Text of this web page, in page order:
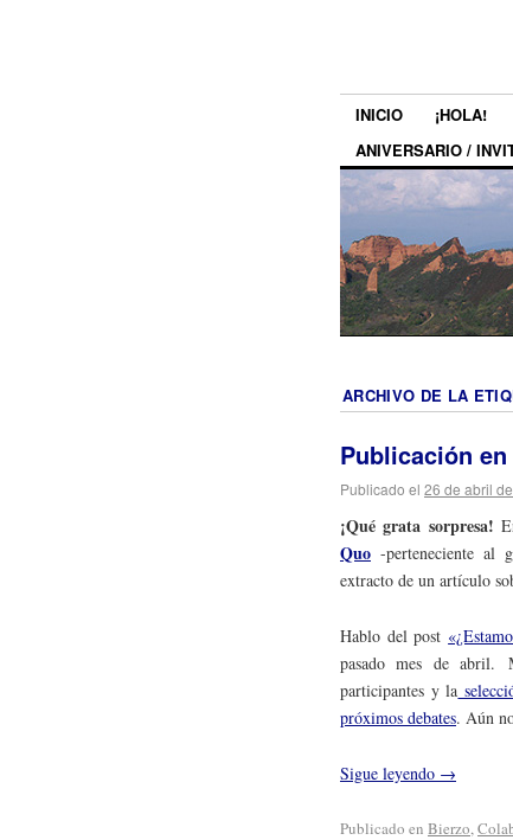
INICIO ¡HOLA!
ANIVERSARIO /
ARCHIVO DE LA
Publicación
Publicado el 26 de abril
¡Qué grata sorpresa!
Quo -perteneciente al
extracto de un artículo
Hablo del post
pasado mes de abril.
participantes y la
próximos debates. Aún
Sigue leyendo →
Publicado en Bierzo,